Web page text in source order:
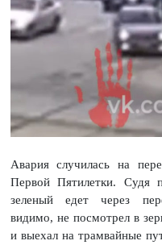
Авария случилась на
Первой Пятилетки. Судя
зеленый едет через
видимо, не посмотрел в
и выехал на трамвайные